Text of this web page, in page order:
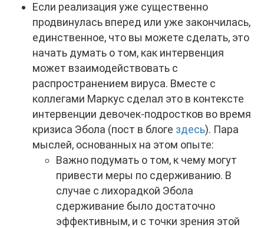
Если реализация уже существенно
продвинулась вперед или уже закончилась,
единственное, что вы можете сделать, это
начать думать о том, как интервенция
может взаимодействовать с
распространением вируса. Вместе с
коллегами Маркус сделал это в контексте
интервенции девочек-подростков во время
кризиса Эбола (пост в блоге здесь). Пара
мыслей, основанных на этом опыте:
Важно подумать о том, к чему могут
привести меры по сдерживанию. В
случае с лихорадкой Эбола
сдерживание было достаточно
эффективным, и с точки зрения этой